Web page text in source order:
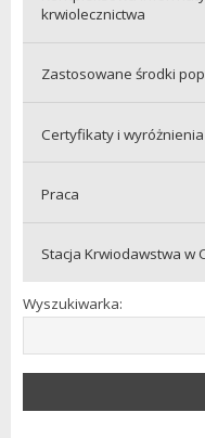
krwiolecznictwa
Zastosowane środki
Certyfikaty i wyróżnienia
Praca
Stacja Krwiodawstwa w
Wyszukiwarka: